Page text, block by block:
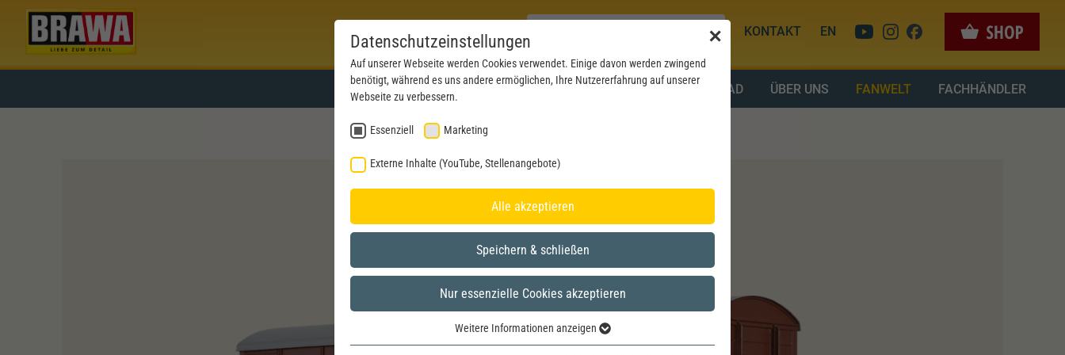
KONTAKT EN
PRODUKTE AKTUELLES SERVICE DOWNLOAD ÜBER UNS FANWELT FACHHÄNDLER
✕
Datenschutzeinstellungen
Auf unserer Webseite werden Cookies verwendet. Einige davon werden zwingend
benötigt, während es uns andere ermöglichen, Ihre Nutzererfahrung auf unserer
Webseite zu verbessern.
Essenziell Marketing
Externe Inhalte (YouTube, Stellenangebote)
Alle akzeptieren
Speichern & schließen
Nur essenzielle Cookies akzeptieren
Weitere Informationen anzeigen